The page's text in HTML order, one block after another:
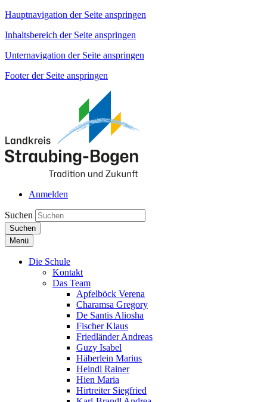
Hauptnavigation der Seite anspringen
Inhaltsbereich der Seite anspringen
Unternavigation der Seite anspringen
Footer der Seite anspringen
Anmelden
Suchen
Suchen
Menü
Die Schule
Kontakt
Das Team
Apfelböck Verena
Charamsa Gregory
De Santis Aliosha
Fischer Klaus
Friedländer Andreas
Guzy Isabel
Häberlein Marius
Heindl Rainer
Hien Maria
Hirtreiter Siegfried